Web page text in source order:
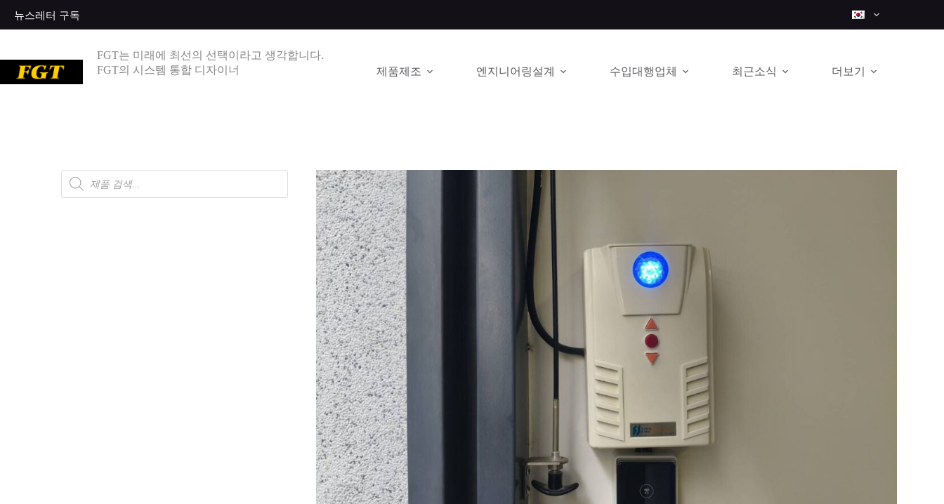
뉴스레터 구독
FGT는 미래에 최선의 선택이라고 생각합니다.
FGT의 시스템 통합 디자이너
제품제조 엔지니어링설계 수입대행업체 최근소식 더보기